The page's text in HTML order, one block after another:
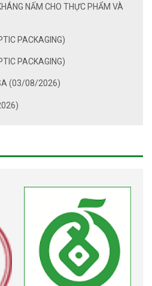
NẤM CHO THỰC PHẨM VÀ
PACKAGING)
PACKAGING)
(03/08/2026)